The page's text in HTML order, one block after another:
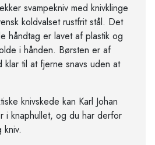
svampekniv med knivklinge
koldvalset rustfrit stål. Det
håndtag er lavet af plastik og
i hånden. Børsten er af
til at fjerne snavs uden at
knivskede kan Karl Johan
knaphullet, og du har derfor